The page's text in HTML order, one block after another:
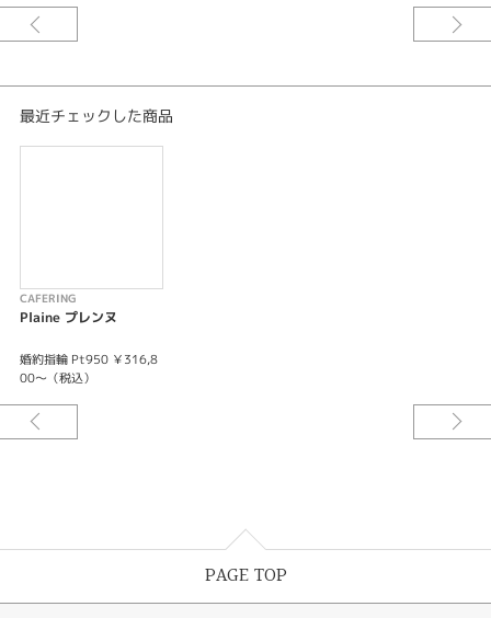
※センターダイヤモンドを含む価格です。
最近チェックした商品
CAFERING
Plaine プレンヌ
婚約指輪 Pt950 ￥316,8
00～（税込）
PAGE TOP